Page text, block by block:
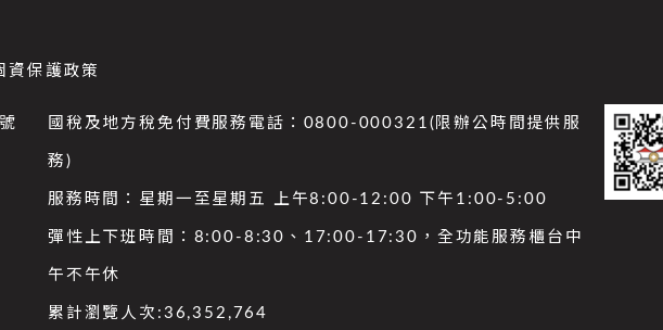
資保護政策
國稅及地方稅免付費服務電話：0800-000321(限辦公時間提供服
務)
服務時間：星期一至星期五 上午8:00-12:00 下午1:00-5:00
彈性上下班時間：8:00-8:30、17:00-17:30，全功能服務櫃台中
午不午休
累計瀏覽人次: 36,352,764